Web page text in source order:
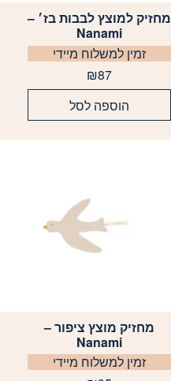
מחזיק למוצץ לבבות בז׳ –
Nanami
זמין למשלוח מיידי
₪87
הוספה לסל
מחזיק מוצץ ציפור –
Nanami
זמין למשלוח מיידי